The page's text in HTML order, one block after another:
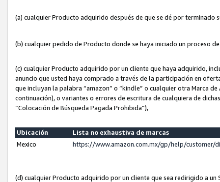
(a) cualquier Producto adquirido después de que se dé por terminado
(b) cualquier pedido de Producto donde se haya iniciado un proceso
(c) cualquier Producto adquirido por un cliente que haya adquirido,
anuncio que usted haya comprado a través de la participación en
que incluyan la palabra “amazon” o “kindle” o cualquier otra Marca
continuación), o variantes o errores de escritura de cualquiera de
“Colocación de Búsqueda Pagada Prohibida”),
Ubicación
Lista no exhaustiva de marcas
Mexico
https://www.amazon.com.mx/gp/help/customer/
(d) cualquier Producto adquirido por un cliente que sea redirigido a